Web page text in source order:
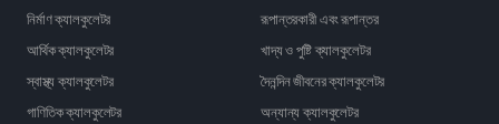
নির্মাণ ক্যালকুলেটর
রূপান্তরকারী এবং রূপান্তর
আর্থিক ক্যালকুলেটর
খাদ্য ও পুষ্টি ক্যালকুলেটর
স্বাস্থ্য ক্যালকুলেটর
দৈনন্দিন জীবনের ক্যালকুলেটর
গাণিতিক ক্যালকুলেটর
অন্যান্য ক্যালকুলেটর